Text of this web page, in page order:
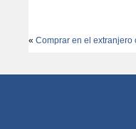
« Comprar en el extranjero